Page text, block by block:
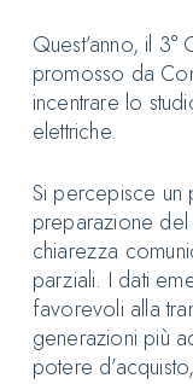
Quest’anno, il
promosso da
incentrare lo
elettriche.
Si percepisce
preparazione
chiarezza
parziali. I dati
favorevoli alla
generazioni più
potere